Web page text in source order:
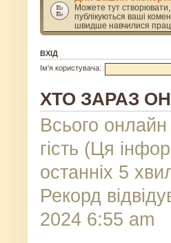
Можете тут створювати,
публікуються ваші
швидше навчилися
ВХІД
Ім'я користувача:
ХТО ЗАРАЗ
Всього онлайн
гість (Ця
останніх 5
Рекорд
2024 6:55 am